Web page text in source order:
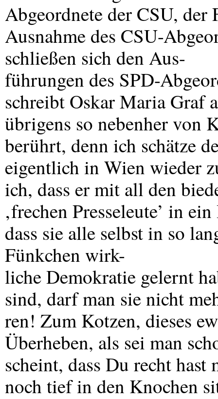
Abgeordnete der CSU, der
Ausnahme des CSU-
schließen sich den Aus-
führungen des SPD-
schreibt Oskar Maria
übrigens so nebenher von
berührt, denn ich schätze
eigentlich in Wien wieder
ich, dass er mit all den
‚frechen Presseleute’ in
dass sie alle selbst in so
Fünkchen wirk-
liche Demokratie gelernt
sind, darf man sie nicht
ren! Zum Kotzen, dieses
Überheben, als sei man
scheint, dass Du recht hast
noch tief in den Knochen